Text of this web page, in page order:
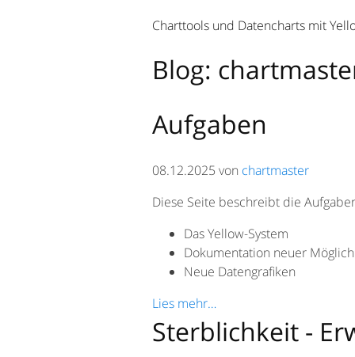
Charttools und Datencharts mit
Blog:
Aufgaben
08.12.2025 von chartmaster
Diese Seite beschreibt die
Das Yellow-System
Dokumentation neuer
Neue Datengrafiken
Lies mehr…
Sterblichkeit -